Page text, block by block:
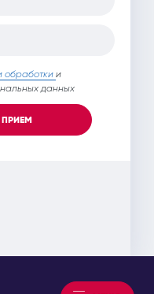
в области 1 зуба
обработки и
данных